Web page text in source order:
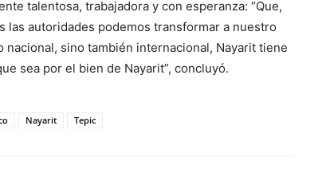
talentosa, trabajadora y con esperanza: “Que,
autoridades podemos transformar a nuestro
sino también internacional, Nayarit tiene
sea por el bien de Nayarit”, concluyó.
Nayarit Tepic